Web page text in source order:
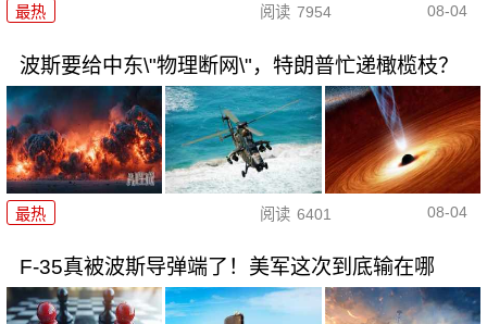
最热 阅读 7954 08-04
波斯要给中东\"物理断网\"，特朗普忙递橄榄枝？
最热 阅读 6401 08-04
F-35真被波斯导弹端了！美军这次到底输在哪